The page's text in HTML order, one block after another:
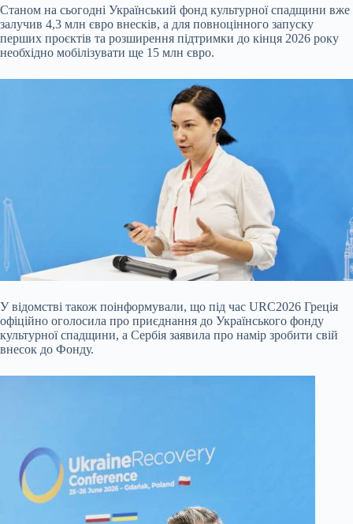
Станом на сьогодні Український фонд культурної спадщини вже
залучив 4,3 млн євро внесків, а для повноцінного запуску
перших проєктів та розширення підтримки до кінця 2026 року
необхідно мобілізувати ще 15 млн євро.
У відомстві також поінформували, що під час URC2026 Греція
офіційно оголосила про приєднання до Українського фонду
культурної спадщини, а Сербія заявила про намір зробити свій
внесок до Фонду.